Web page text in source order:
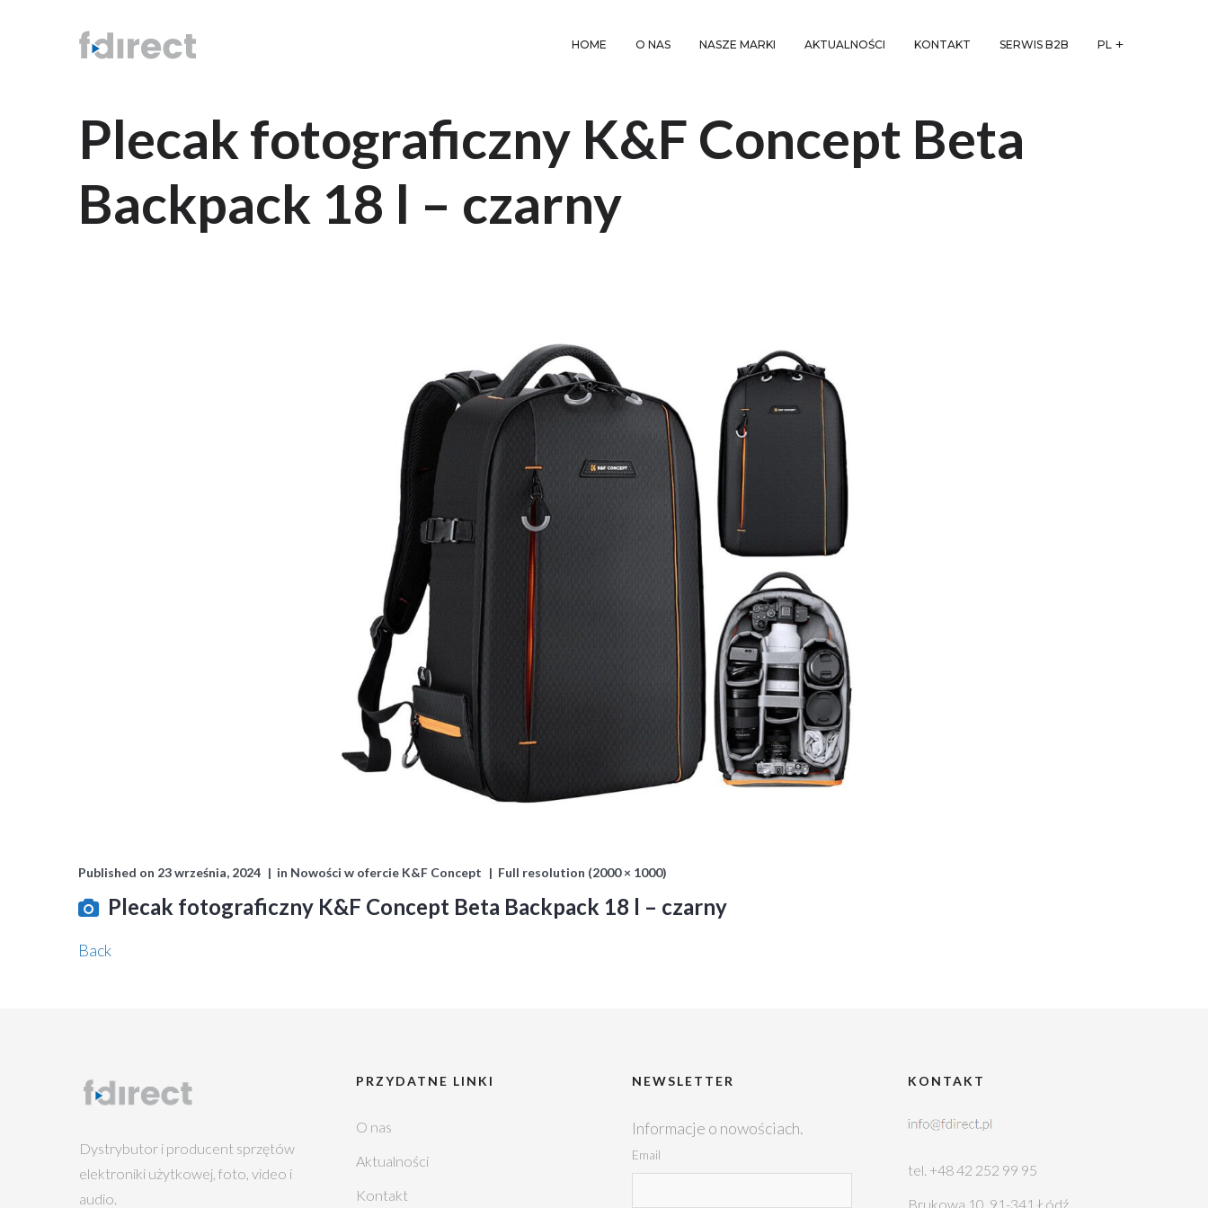
HOME O NAS NASZE MARKI AKTUALNOŚCI KONTAKT SERWIS B2B PL
Plecak fotograficzny K&F Concept Beta
Backpack 18 l – czarny
Published on 23 września, 2024 in Nowości w ofercie K&F Concept Full resolution (2000 × 1000)
Plecak fotograficzny K&F Concept Beta Backpack 18 l – czarny
Back
Dystrybutor i producent sprzętów
elektroniki użytkowej, foto, video i
audio.
PRZYDATNE LINKI
O nas
Aktualności
Kontakt
NEWSLETTER
Informacje o nowościach.
Email
KONTAKT
tel. +48 42 252 99 95
Brukowa 10, 91-341 Łódź